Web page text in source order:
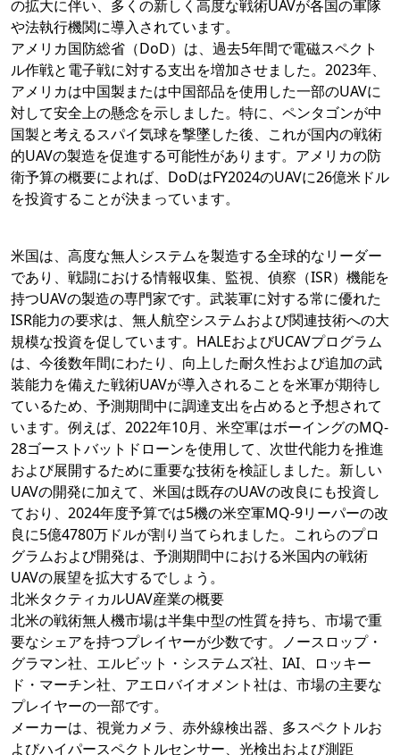
の拡大に伴い、多くの新しく高度な戦術UAVが各国の軍隊
や法執行機関に導入されています。
アメリカ国防総省（DoD）は、過去5年間で電磁スペクト
ル作戦と電子戦に対する支出を増加させました。2023年、
アメリカは中国製または中国部品を使用した一部のUAVに
対して安全上の懸念を示しました。特に、ペンタゴンが中
国製と考えるスパイ気球を撃墜した後、これが国内の戦術
的UAVの製造を促進する可能性があります。アメリカの防
衛予算の概要によれば、DoDはFY2024のUAVに26億米ドル
を投資することが決まっています。
米国は、高度な無人システムを製造する全球的なリーダー
であり、戦闘における情報収集、監視、偵察（ISR）機能を
持つUAVの製造の専門家です。武装軍に対する常に優れた
ISR能力の要求は、無人航空システムおよび関連技術への大
規模な投資を促しています。HALEおよびUCAVプログラム
は、今後数年間にわたり、向上した耐久性および追加の武
装能力を備えた戦術UAVが導入されることを米軍が期待し
ているため、予測期間中に調達支出を占めると予想されて
います。例えば、2022年10月、米空軍はボーイングのMQ-
28ゴーストバットドローンを使用して、次世代能力を推進
および展開するために重要な技術を検証しました。新しい
UAVの開発に加えて、米国は既存のUAVの改良にも投資し
ており、2024年度予算では5機の米空軍MQ-9リーパーの改
良に5億4780万ドルが割り当てられました。これらのプロ
グラムおよび開発は、予測期間中における米国内の戦術
UAVの展望を拡大するでしょう。
北米タクティカルUAV産業の概要
北米の戦術無人機市場は半集中型の性質を持ち、市場で重
要なシェアを持つプレイヤーが少数です。ノースロップ・
グラマン社、エルビット・システムズ社、IAI、ロッキー
ド・マーチン社、アエロバイオメント社は、市場の主要な
プレイヤーの一部です。
メーカーは、視覚カメラ、赤外線検出器、多スペクトルお
よびハイパースペクトルセンサー、光検出および測距